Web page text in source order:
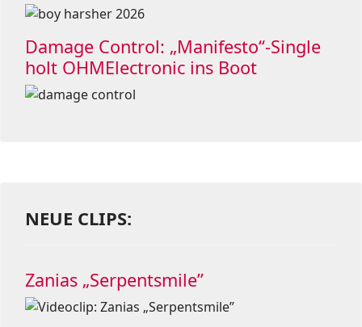
Damage Control: „Manifesto“-Single
holt OHMElectronic ins Boot
NEUE CLIPS:
Zanias „Serpentsmile”